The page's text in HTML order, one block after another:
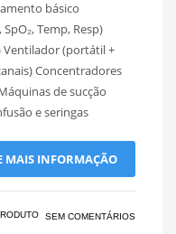
básico
Temp, Resp)
Ventilador (portátil +
Concentradores
de sucção
e seringas
MAIS INFORMAÇÃO
SEM COMENTÁRIOS